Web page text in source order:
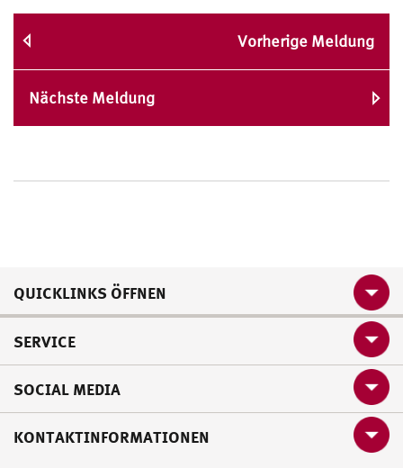
Vorherige Meldung
Nächste Meldung
QUICKLINKS ÖFFNEN
SERVICE
SOCIAL MEDIA
KONTAKTINFORMATIONEN